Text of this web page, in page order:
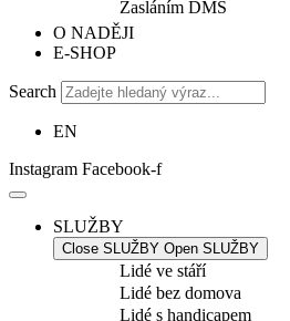
Zasláním DMS
O NADĚJI
E-SHOP
Search
EN
Instagram Facebook-f
SLUŽBY
Close SLUŽBY Open SLUŽBY
Lidé ve stáří
Lidé bez domova
Lidé s handicapem